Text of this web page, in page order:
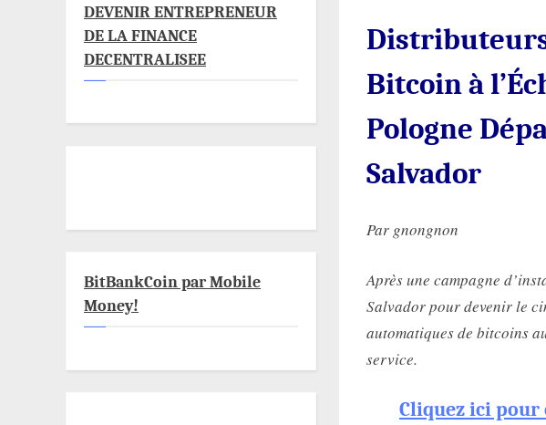
Bitcoin à
Pologne
Salvador
Par gnongnon
Après une campagne
Salvador pour devenir le
automatiques de bitcoins
service.
Cliquez ici pour
DEVENIR ENTREPRENEUR
DE LA FINANCE
DECENTRALISEE
BitBankCoin par Mobile
Money!